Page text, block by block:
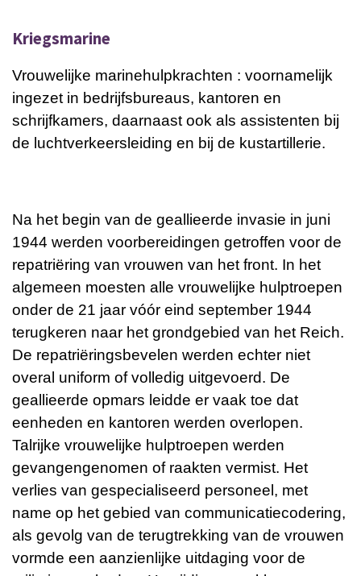
Kriegsmarine
Vrouwelijke marinehulpkrachten : voornamelijk
ingezet in bedrijfsbureaus, kantoren en
schrijfkamers, daarnaast ook als assistenten bij
de luchtverkeersleiding en bij de kustartillerie.
Na het begin van de geallieerde invasie in juni
1944 werden voorbereidingen getroffen voor de
repatriëring van vrouwen van het front. In het
algemeen moesten alle vrouwelijke hulptroepen
onder de 21 jaar vóór eind september 1944
terugkeren naar het grondgebied van het Reich.
De repatriëringsbevelen werden echter niet
overal uniform of volledig uitgevoerd. De
geallieerde opmars leidde er vaak toe dat
eenheden en kantoren werden overlopen.
Talrijke vrouwelijke hulptroepen werden
gevangengenomen of raakten vermist. Het
verlies van gespecialiseerd personeel, met
name op het gebied van communicatiecodering,
als gevolg van de terugtrekking van de vrouwen
vormde een aanzienlijke uitdaging voor de